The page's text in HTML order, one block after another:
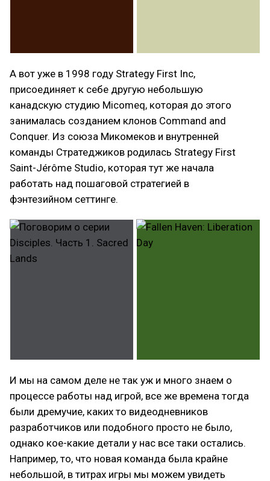
А вот уже в 1998 году Strategy First Inc,
присоединяет к себе другую небольшую
канадскую студию Micomeq, которая до этого
занималась созданием клонов Command and
Conquer. Из союза Микомеков и внутренней
команды Стратеджиков родилась Strategy First
Saint-Jérôme Studio, которая тут же начала
работать над пошаговой стратегией в
фэнтезийном сеттинге.
И мы на самом деле не так уж и много знаем о
процессе работы над игрой, все же времена тогда
были дремучие, каких то видеодневников
разработчиков или подобного просто не было,
однако кое-какие детали у нас все таки остались.
Например, то, что новая команда была крайне
небольшой, в титрах игры мы можем увидеть